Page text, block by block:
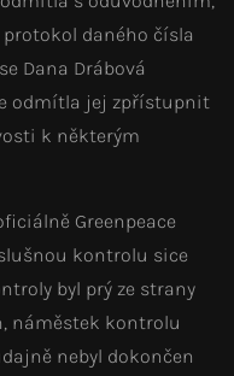
daného čísla
Dana Drábová
odmítla jej zpřístupnit
k některým
Greenpeace
kontrolu sice
byl prý ze strany
náměstek kontrolu
nebyl dokončen